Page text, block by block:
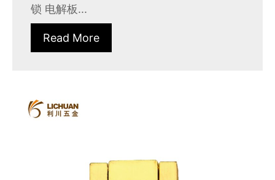
锁 电解板...
Read More